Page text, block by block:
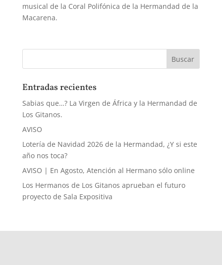
musical de la Coral Polifónica de la Hermandad de la
Macarena.
Entradas recientes
Sabias que…? La Virgen de África y la Hermandad de
Los Gitanos.
AVISO
Lotería de Navidad 2026 de la Hermandad, ¿Y si este
año nos toca?
AVISO | En Agosto, Atención al Hermano sólo online
Los Hermanos de Los Gitanos aprueban el futuro
proyecto de Sala Expositiva